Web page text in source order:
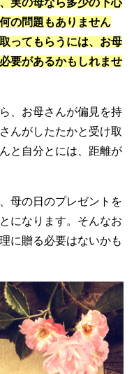
実の母なら多少の下心
の問題もありません
ってもらうには、お母
要があるかもしれませ
、お母さんが偏見を持
んがしたたかと受け取
と自分とには、距離が
母の日のプレゼントを
になります。そんなお
に贈る必要はないかも